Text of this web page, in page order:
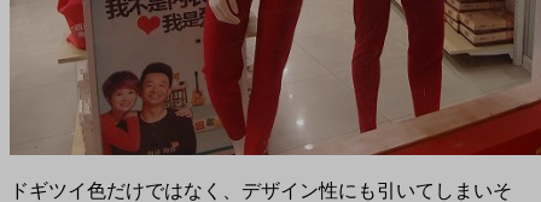
ドギツイ色だけではなく、デザイン性にも引いてしまいそ